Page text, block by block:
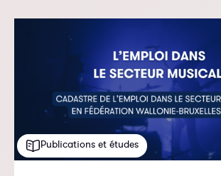
Publications et études